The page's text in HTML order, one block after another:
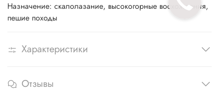
Назначение: скалолазание, высокогорные восхождения,
пешие походы
Характеристики
Отзывы